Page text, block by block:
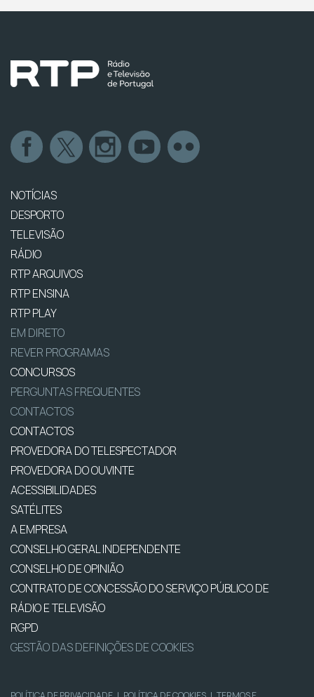
NOTÍCIAS
DESPORTO
TELEVISÃO
RÁDIO
RTP ARQUIVOS
RTP ENSINA
RTP PLAY
EM DIRETO
REVER PROGRAMAS
CONCURSOS
PERGUNTAS FREQUENTES
CONTACTOS
CONTACTOS
PROVEDORA DO TELESPECTADOR
PROVEDORA DO OUVINTE
ACESSIBILIDADES
SATÉLITES
A EMPRESA
CONSELHO GERAL INDEPENDENTE
CONSELHO DE OPINIÃO
CONTRATO DE CONCESSÃO DO SERVIÇO PÚBLICO DE
RÁDIO E TELEVISÃO
RGPD
GESTÃO DAS DEFINIÇÕES DE COOKIES